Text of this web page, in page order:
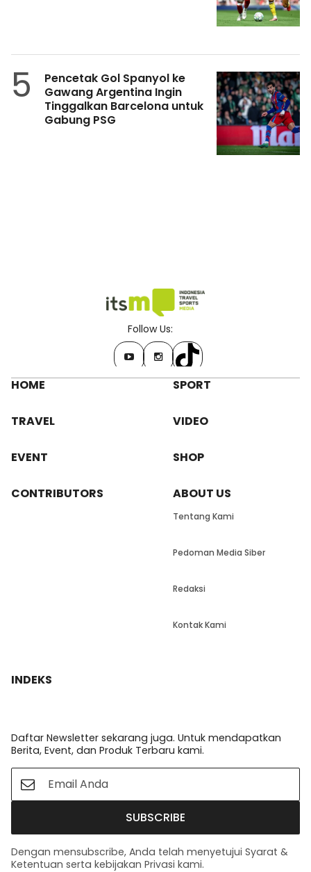
5
Pencetak Gol Spanyol ke
Gawang Argentina Ingin
Tinggalkan Barcelona untuk
Gabung PSG
Follow Us:
HOME SPORT
TRAVEL VIDEO
EVENT SHOP
CONTRIBUTORS ABOUT US
Tentang Kami
Pedoman Media Siber
Redaksi
Kontak Kami
INDEKS
Daftar Newsletter sekarang juga. Untuk mendapatkan
Berita, Event, dan Produk Terbaru kami.
SUBSCRIBE
Dengan mensubscribe, Anda telah menyetujui Syarat &
Ketentuan serta kebijakan Privasi kami.